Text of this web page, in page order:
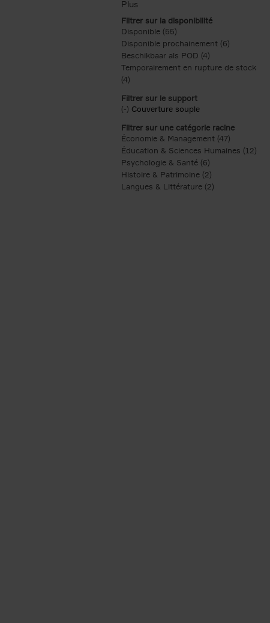
Filtrer sur la disponibilité
Disponible (55)
Disponible prochainement (6) Apply
Beschikbaar als POD (4) Apply
Temporairement en rupture de stock
(4) Apply Temporairement en rupture de
Filtrer sur le support
(-) Remove Couverture souple filter
Couverture souple
Filtrer sur une catégorie racine
Économie & Management (47) Apply
Éducation & Sciences Humaines (12)
Psychologie & Santé (6)
Histoire & Patrimoine (2) Apply Histoire
Langues & Littérature (2) Apply